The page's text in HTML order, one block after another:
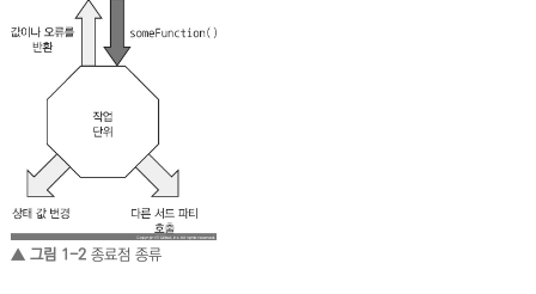
▲ 그림 1-2종료점 종류